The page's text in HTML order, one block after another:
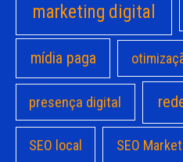
marketing digital
mídia paga
presença digital
SEO local SEO